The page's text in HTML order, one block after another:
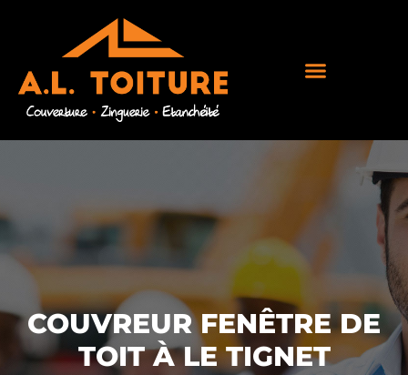
COUVREUR FENÊTRE DE
TOIT À LE TIGNET